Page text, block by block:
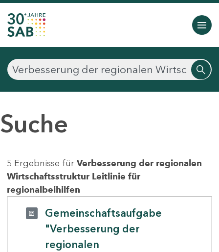
Suche
5 Ergebnisse für Verbesserung der regionalen
Wirtschaftsstruktur Leitlinie für
regionalbeihilfen
Gemeinschaftsaufgabe
"Verbesserung der
regionalen